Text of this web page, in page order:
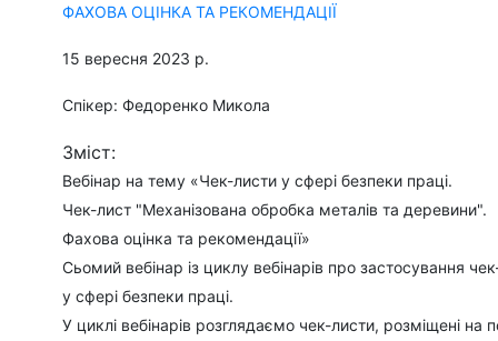
ФАХОВА ОЦІНКА ТА РЕКОМЕНДАЦІЇ
15 вересня 2023 р.
Спікер: Федоренко Микола
Зміст:
Вебінар на тему «Чек-листи у сфері безпеки праці.
Чек-лист "Механізована обробка металів та деревини".
Фахова оцінка та рекомендації»
Сьомий вебінар із циклу вебінарів про застосування
у сфері безпеки праці.
У циклі вебінарів розглядаємо чек-листи, розміщені на